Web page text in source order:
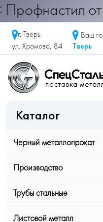
от
г. Тверь
ул. Хромова, 84
Ваш
Тверь
Каталог
Черный металлопрокат
Производство
Трубы стальные
Листовой металл